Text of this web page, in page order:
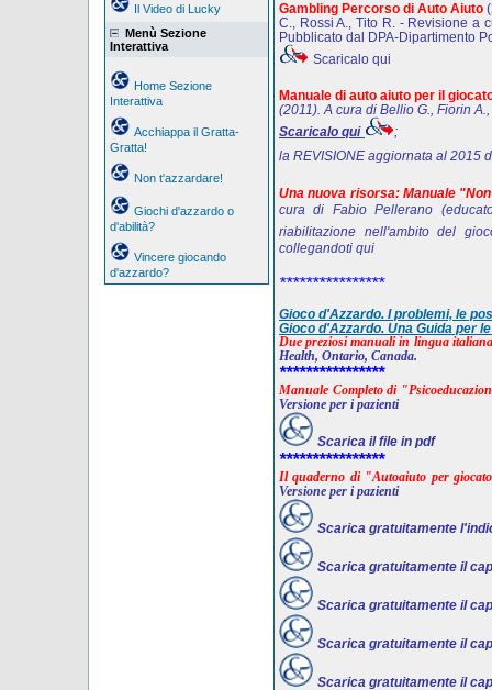
Il Video di Lucky
Menù Sezione
Interattiva
Home Sezione
Interattiva
Acchiappa il Gratta-
Gratta!
Non t'azzardare!
Giochi d'azzardo o
d'abilità?
Vincere giocando
d'azzardo?
Gambling Percorso di Auto Aiuto
C., Rossi A., Tito R. - Revisione a
Pubblicato dal DPA-Dipartimento
Scaricalo qui
Manuale di auto aiuto per il
(2011). A cura di Bellio G., Fiorin
Scaricalo qui
;
la REVISIONE aggiornata al 2015
Una nuova risorsa: Manuale
cura di Fabio Pellerano
riabilitazione nell'ambito del
collegandoti qui
****************
Gioco d'Azzardo. I problemi, le
Gioco d'Azzardo. Una Guida per
Due preziosi manuali in lingua
Health, Ontario, Canada.
****************
Manuale Completo di
Versione per i pazienti
Scarica il file in pdf
****************
Il quaderno di"Autoaiuto per
Versione per i pazienti
Scarica gratuitamente
Scarica gratuitamente il
Scarica gratuitamente il
Scarica gratuitamente il
Scarica gratuitamente il